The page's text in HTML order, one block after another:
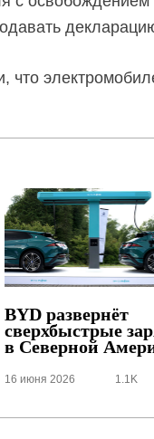
что
BYD развернёт
сверхбыстрые
в Северной
16 июня 2026 1.1K